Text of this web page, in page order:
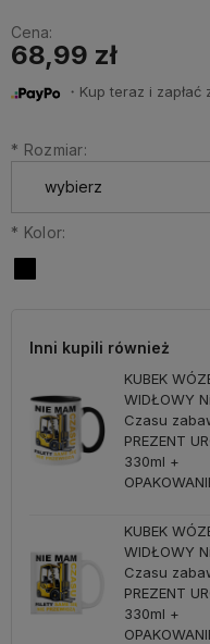
Cena:
68,99 zł
・Kup teraz i zapłać
* Rozmiar:
* Kolor:
Inni kupili również
KUBEK
WIDŁOWY
Czasu
PREZENT
330ml +
KUBEK
WIDŁOWY
Czasu
PREZENT
330ml +